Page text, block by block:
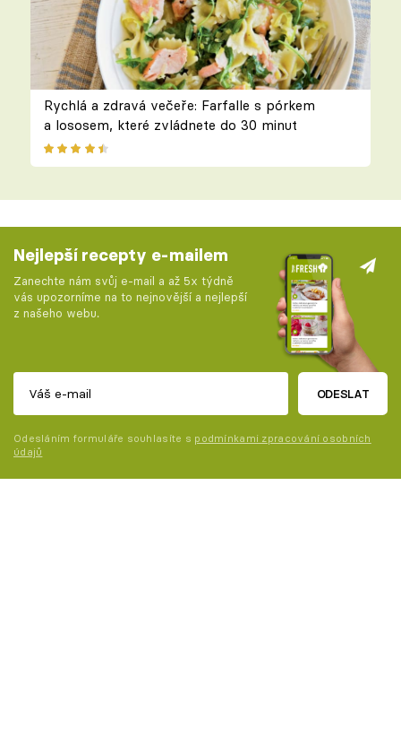
Rychlá a zdravá večeře: Farfalle s pórkem
a lososem, které zvládnete do 30 minut
Nejlepší recepty e-mailem
Zanechte nám svůj e-mail a až 5x týdně
vás upozorníme na to nejnovější a nejlepší
z našeho webu.
ODESLAT
Odesláním formuláře souhlasíte s podmínkami zpracování osobních
údajů